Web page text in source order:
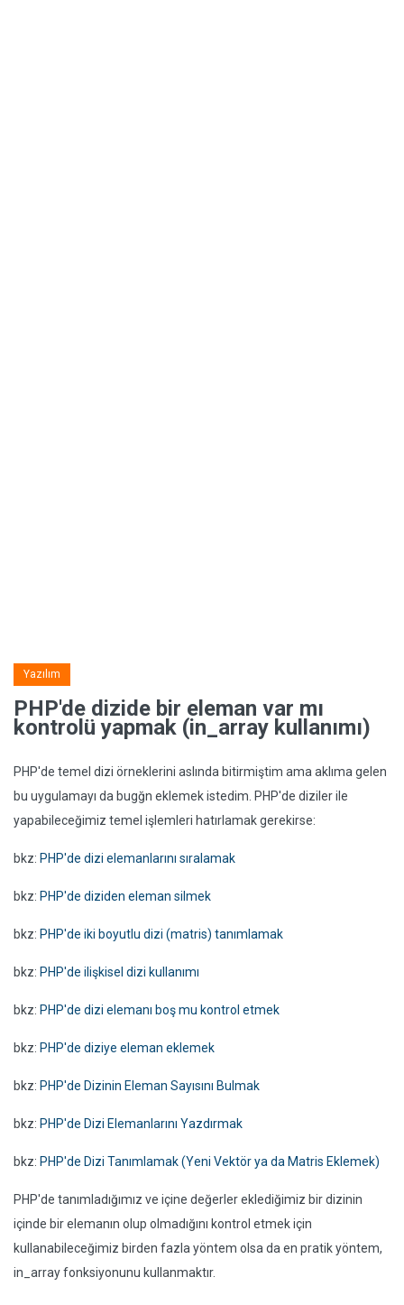
Yazılım
PHP'de dizide bir eleman var mı
kontrolü yapmak (in_array kullanımı)
PHP'de temel dizi örneklerini aslında bitirmiştim ama aklıma gelen
bu uygulamayı da bugğn eklemek istedim. PHP'de diziler ile
yapabileceğimiz temel işlemleri hatırlamak gerekirse:
bkz: PHP'de dizi elemanlarını sıralamak
bkz: PHP'de diziden eleman silmek
bkz: PHP'de iki boyutlu dizi (matris) tanımlamak
bkz: PHP'de ilişkisel dizi kullanımı
bkz: PHP'de dizi elemanı boş mu kontrol etmek
bkz: PHP'de diziye eleman eklemek
bkz: PHP'de Dizinin Eleman Sayısını Bulmak
bkz: PHP'de Dizi Elemanlarını Yazdırmak
bkz: PHP'de Dizi Tanımlamak (Yeni Vektör ya da Matris Eklemek)
PHP'de tanımladığımız ve içine değerler eklediğimiz bir dizinin
içinde bir elemanın olup olmadığını kontrol etmek için
kullanabileceğimiz birden fazla yöntem olsa da en pratik yöntem,
in_array fonksiyonunu kullanmaktır.